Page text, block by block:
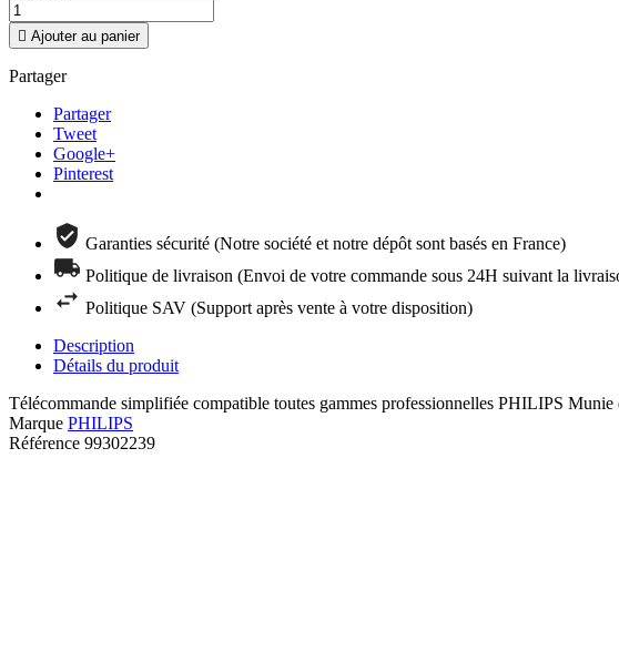
 Ajouter au panier
Partager
Partager
Tweet
Google+
Pinterest
Garanties sécurité (Notre société et notre dépôt sont basés en France)
Politique de livraison (Envoi de votre commande sous 24H suivant la
Politique SAV (Support après vente à votre disposition)
Description
Détails du produit
Télécommande simplifiée compatible toutes gammes professionnelles PHILIPS
Marque PHILIPS
Référence 99302239